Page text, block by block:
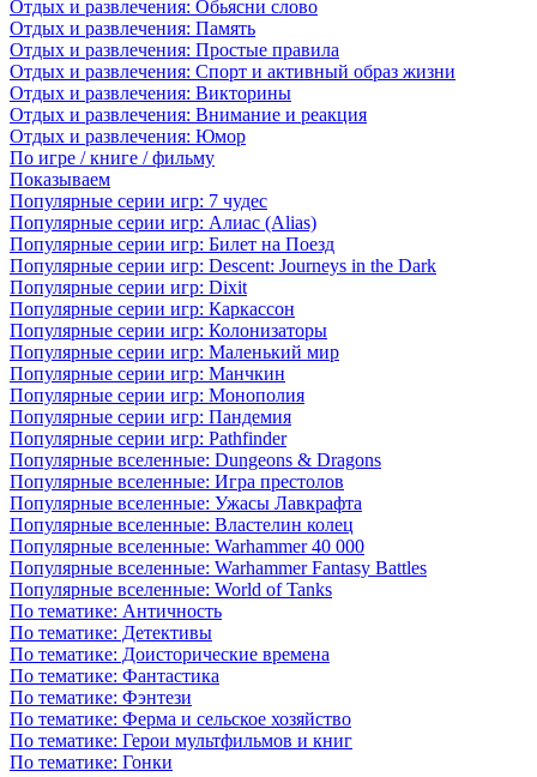
Отдых и развлечения: Обьясни слово
Отдых и развлечения: Память
Отдых и развлечения: Простые правила
Отдых и развлечения: Спорт и активный образ жизни
Отдых и развлечения: Викторины
Отдых и развлечения: Внимание и реакция
Отдых и развлечения: Юмор
По игре / книге / фильму
Показываем
Популярные серии игр: 7 чудес
Популярные серии игр: Алиас (Alias)
Популярные серии игр: Билет на Поезд
Популярные серии игр: Descent: Journeys in the Dark
Популярные серии игр: Dixit
Популярные серии игр: Каркассон
Популярные серии игр: Колонизаторы
Популярные серии игр: Маленький мир
Популярные серии игр: Манчкин
Популярные серии игр: Монополия
Популярные серии игр: Пандемия
Популярные серии игр: Pathfinder
Популярные вселенные: Dungeons & Dragons
Популярные вселенные: Игра престолов
Популярные вселенные: Ужасы Лавкрафта
Популярные вселенные: Властелин колец
Популярные вселенные: Warhammer 40 000
Популярные вселенные: Warhammer Fantasy Battles
Популярные вселенные: World of Tanks
По тематике: Античность
По тематике: Детективы
По тематике: Доисторические времена
По тематике: Фантастика
По тематике: Фэнтези
По тематике: Ферма и сельское хозяйство
По тематике: Герои мультфильмов и книг
По тематике: Гонки